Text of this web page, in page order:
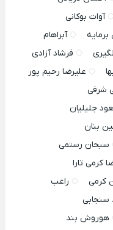
آوات بوکانی
برمایه
آبراهام
فرشاد آزادی
علیرضا رحیم پور
شرفی
جلیلیان
بنان
سبحان رستمی
کرمی تارا
کرمی
راغب
سنجابی
هوروش بند